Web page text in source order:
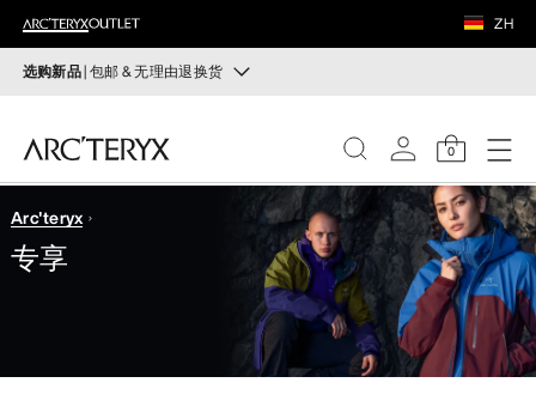
ZH
选购新品| 包邮 & 无理由退换货
运动员的需求，设计师的动力——在优化现有畅销产品的
同时，启发全新的解决方案。新款装备定期上架。
选购女士 选购男士
改变主意了？ 30天内购买的符合条件的商品可退换货。
0
女士
鞋履
装备
VEILANCE
发现
Arc'teryx
专享